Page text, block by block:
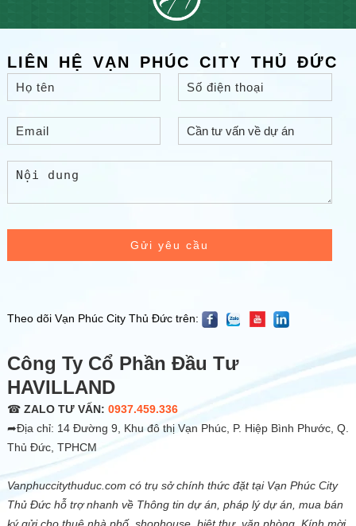
LIÊN HỆ VẠN PHÚC CITY THỦ ĐỨC
Gửi yêu cầu
Theo dõi Vạn Phúc City Thủ Đức trên:
Công Ty Cổ Phần Đầu Tư
HAVILLAND
☎ ZALO TƯ VẤN: 0937.459.336
➦Địa chỉ: 14 Đường 9, Khu đô thị Vạn Phúc, P. Hiệp Bình Phước, Q.
Thủ Đức, TPHCM
Vanphuccitythuduc.com có trụ sở chính thức đặt tại Vạn Phúc City
Thủ Đức hỗ trợ nhanh về Thông tin dự án, pháp lý dự án, mua bán